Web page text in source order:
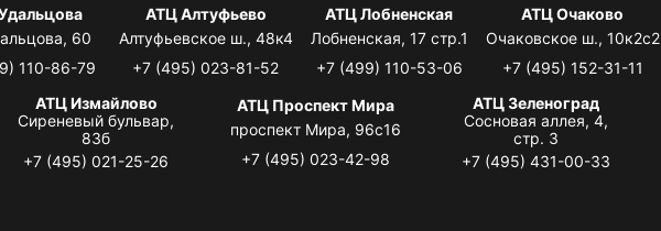
60
110-86-79
АТЦ Алтуфьево
Алтуфьевское ш., 48к4
+7 (495) 023-81-52
АТЦ Лобненская
Лобненская, 17 стр.1
+7 (499) 110-53-06
АТЦ Очаково
Очаковское ш., 10к2с2
+7 (495) 152-31-11
АТЦ Измайлово
Сиреневый бульвар,
83б
+7 (495) 021-25-26
АТЦ Проспект Мира
проспект Мира, 96с16
+7 (495) 023-42-98
АТЦ Зеленоград
Сосновая аллея, 4,
стр. 3
+7 (495) 431-00-33